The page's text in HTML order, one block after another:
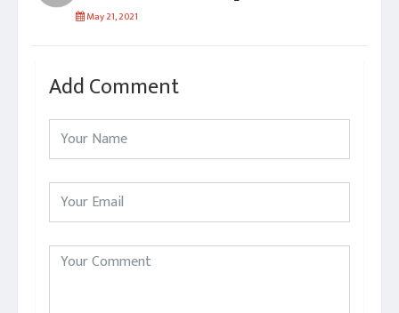
May 21, 2021
Add Comment